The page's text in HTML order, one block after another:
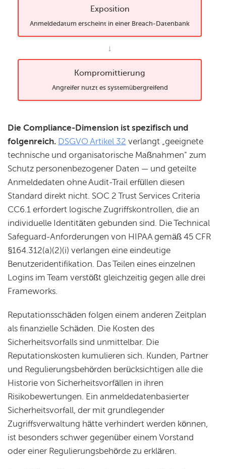
Exposition
Anmeldedatum erscheint in einer Breach-Datenbank
↓
Kompromittierung
Angreifer nutzt es systemübergreifend
Die Compliance-Dimension ist spezifisch und
folgenreich. DSGVO Artikel 32 verlangt „geeignete
technische und organisatorische Maßnahmen" zum
Schutz personenbezogener Daten — und geteilte
Anmeldedaten ohne Audit-Trail erfüllen diesen
Standard direkt nicht. SOC 2 Trust Services Criteria
CC6.1 erfordert logische Zugriffskontrollen, die an
individuelle Identitäten gebunden sind. Die Technical
Safeguard-Anforderungen von HIPAA gemäß 45 CFR
§164.312(a)(2)(i) verlangen eine eindeutige
Benutzeridentifikation. Das Teilen eines einzelnen
Logins im Team verstößt gleichzeitig gegen alle drei
Frameworks.
Reputationsschäden folgen einem anderen Zeitplan
als finanzielle Schäden. Die Kosten des
Sicherheitsvorfalls sind unmittelbar. Die
Reputationskosten kumulieren sich. Kunden, Partner
und Regulierungsbehörden berücksichtigen alle die
Historie von Sicherheitsvorfällen in ihren
Risikobewertungen. Ein anmeldedatenbasierter
Sicherheitsvorfall, der mit grundlegender
Zugriffsverwaltung hätte verhindert werden können,
ist besonders schwer gegenüber einem Vorstand
oder einer Regulierungsbehörde zu erklären.